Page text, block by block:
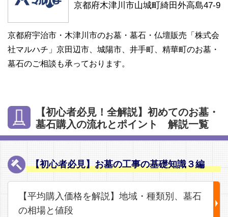
京都府木津川市山城町綺田外高島47-9
京都府宇治市・木津川市のお墓・墓石・仏壇販売「株式会
社マルハチ」京田辺市、城陽市、井手町、精華町のお墓・
墓石のご相談も承っております。
【初心者必見！全解説】初めてのお墓・
墓石購入の流れとポイント 解説一覧
【初心者必見】お墓の工事の基礎知識３編
【平均購入価格を解説】地域・種類別、墓石
の相場と値段